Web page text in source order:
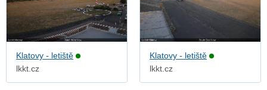
Klatovy - letiště
lkkt.cz
Klatovy - letiště
lkkt.cz